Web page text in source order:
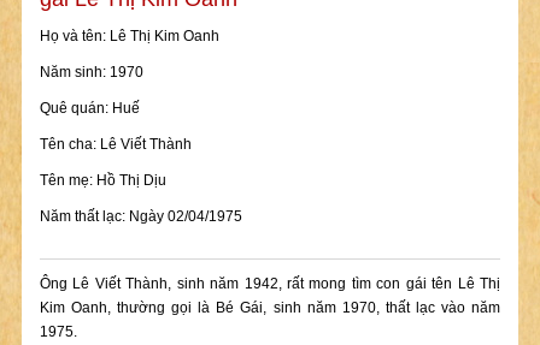
Họ và tên: Lê Thị Kim Oanh
Năm sinh: 1970
Quê quán: Huế
Tên cha: Lê Viết Thành
Tên mẹ: Hồ Thị Dịu
Năm thất lạc: Ngày 02/04/1975
Ông Lê Viết Thành, sinh năm 1942, rất mong tìm con gái tên Lê Thị
Kim Oanh, thường gọi là Bé Gái, sinh năm 1970, thất lạc vào năm
1975.